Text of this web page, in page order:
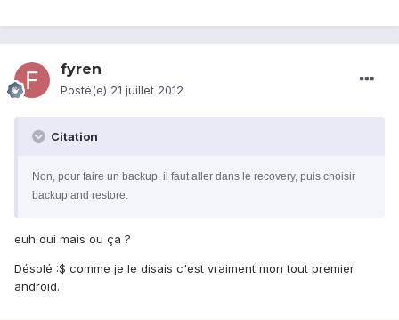
fyren
Posté(e) 21 juillet 2012
Citation
Non, pour faire un backup, il faut aller dans le recovery, puis choisir
backup and restore.
euh oui mais ou ça ?
Désolé :$ comme je le disais c'est vraiment mon tout premier
android.